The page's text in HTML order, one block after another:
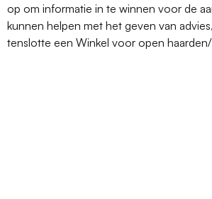
op om informatie in te winnen voor de
kunnen helpen met het geven van
tenslotte een Winkel voor open